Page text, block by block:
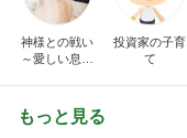
神様との戦い
～愛しい息子
投資家の子育
て
もっと見る